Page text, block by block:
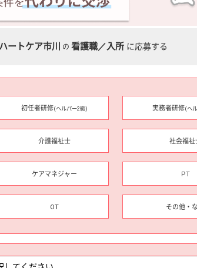
トケア市川 の 看護職／入所 に応募する
初任者研修(ヘルパー2級) 実務者研修(ヘ
介護福祉士 社会福祉
ケアマネジャー PT
OT その他・